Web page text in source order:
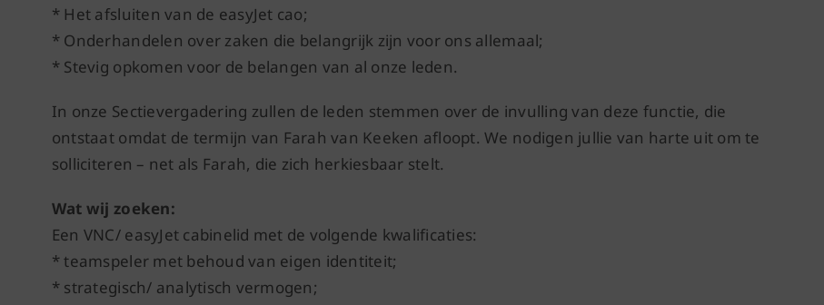
* Het afsluiten van de easyJet cao;
* Onderhandelen over zaken die belangrijk zijn voor ons allemaal;
* Stevig opkomen voor de belangen van al onze leden.
In onze Sectievergadering zullen de leden stemmen over de invulling van deze functie, die
ontstaat omdat de termijn van Farah van Keeken afloopt. We nodigen jullie van harte uit om te
solliciteren – net als Farah, die zich herkiesbaar stelt.
Wat wij zoeken:
Een VNC/ easyJet cabinelid met de volgende kwalificaties:
* teamspeler met behoud van eigen identiteit;
* strategisch/ analytisch vermogen;